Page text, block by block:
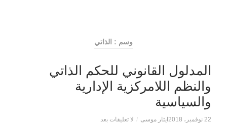
وسم : الذاتي
المدلول القانوني للحكم الذاتي
والنظم اللامركزية الإدارية
والسياسية
22 نوفمبر، 2018 ايثار موسى / لا تعليقات بعد